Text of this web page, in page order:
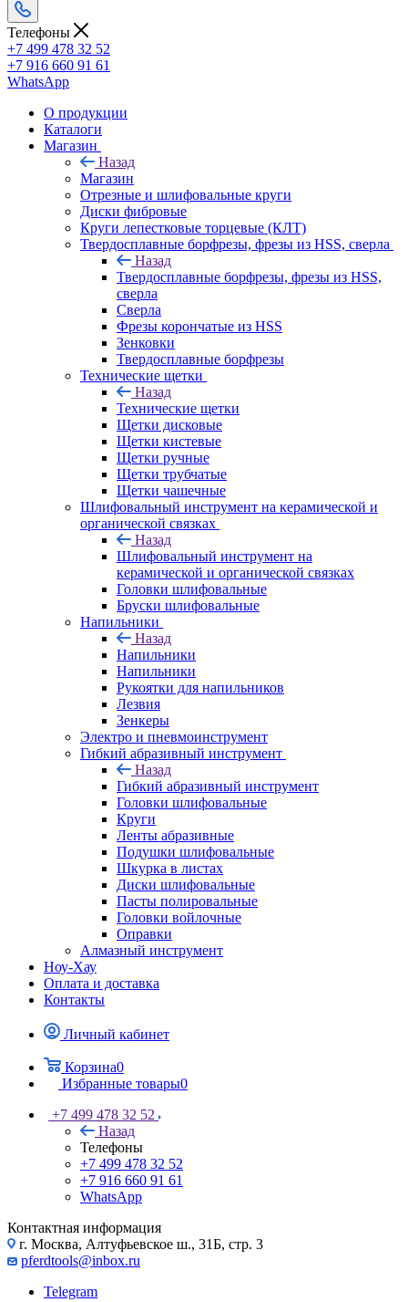
Телефоны
+7 499 478 32 52
+7 916 660 91 61
WhatsApp
О продукции
Каталоги
Магазин
Назад
Магазин
Отрезные и шлифовальные круги
Диски фибровые
Круги лепестковые торцевые (КЛТ)
Твердосплавные борфрезы, фрезы из HSS, сверла
Назад
Твердосплавные борфрезы, фрезы из HSS,
сверла
Сверла
Фрезы корончатые из HSS
Зенковки
Твердосплавные борфрезы
Технические щетки
Назад
Технические щетки
Щетки дисковые
Щетки кистевые
Щетки ручные
Щетки трубчатые
Щетки чашечные
Шлифовальный инструмент на керамической и
органической связках
Назад
Шлифовальный инструмент на
керамической и органической связках
Головки шлифовальные
Бруски шлифовальные
Напильники
Назад
Напильники
Напильники
Рукоятки для напильников
Лезвия
Зенкеры
Электро и пневмоинструмент
Гибкий абразивный инструмент
Назад
Гибкий абразивный инструмент
Головки шлифовальные
Круги
Ленты абразивные
Подушки шлифовальные
Шкурка в листах
Диски шлифовальные
Пасты полировальные
Головки войлочные
Оправки
Алмазный инструмент
Ноу-Хау
Оплата и доставка
Контакты
Личный кабинет
Корзина0
Избранные товары0
+7 499 478 32 52
Назад
Телефоны
+7 499 478 32 52
+7 916 660 91 61
WhatsApp
Контактная информация
г. Москва, Алтуфьевское ш., 31Б, стр. 3
pferdtools@inbox.ru
Telegram